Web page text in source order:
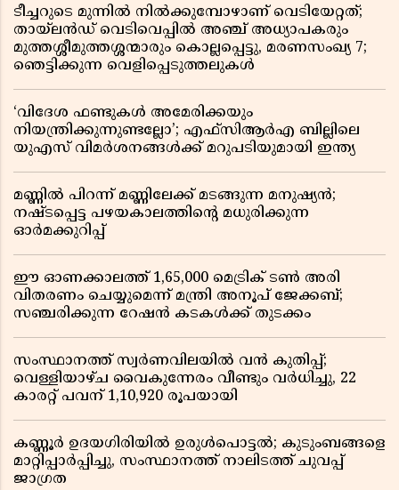
ടീച്ചറുടെ മുന്നിൽ നിൽക്കുമ്പോഴാണ് വെടിയേറ്റത്;
തായ്‌ലൻഡ് വെടിവെപ്പിൽ അഞ്ച് അധ്യാപകരും
മുത്തശ്ശീമുത്തശ്ശന്മാരും കൊല്ലപ്പെട്ടു, മരണസംഖ്യ 7;
ഞെട്ടിക്കുന്ന വെളിപ്പെടുത്തലുകൾ
‘വിദേശ ഫണ്ടുകൾ അമേരിക്കയും
നിയന്ത്രിക്കുന്നുണ്ടല്ലോ’; എഫ്സിആർഎ ബില്ലിലെ
യുഎസ് വിമർശനങ്ങൾക്ക് മറുപടിയുമായി ഇന്ത്യ
മണ്ണിൽ പിറന്ന് മണ്ണിലേക്ക് മടങ്ങുന്ന മനുഷ്യൻ;
നഷ്ടപ്പെട്ട പഴയകാലത്തിൻ്റെ മധുരിക്കുന്ന
ഓർമക്കുറിപ്പ്
ഈ ഓണക്കാലത്ത് 1,65,000 മെട്രിക് ടൺ അരി
വിതരണം ചെയ്യുമെന്ന് മന്ത്രി അനൂപ് ജേക്കബ്;
സഞ്ചരിക്കുന്ന റേഷൻ കടകൾക്ക് തുടക്കം
സംസ്ഥാനത്ത് സ്വർണവിലയിൽ വൻ കുതിപ്പ്;
വെള്ളിയാഴ്ച വൈകുന്നേരം വീണ്ടും വർധിച്ചു, 22
കാരറ്റ് പവന് 1,10,920 രൂപയായി
കണ്ണൂർ ഉദയഗിരിയിൽ ഉരുൾപൊട്ടൽ; കുടുംബങ്ങളെ
മാറ്റിപ്പാർപ്പിച്ചു, സംസ്ഥാനത്ത് നാലിടത്ത് ചുവപ്പ്
ജാഗ്രത